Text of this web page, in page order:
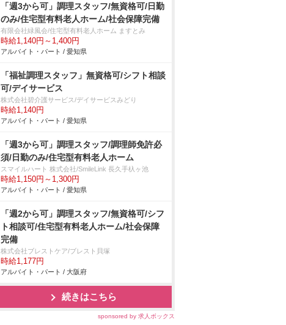
「週3から可」調理スタッフ/無資格可/日勤
のみ/住宅型有料老人ホーム/社会保障完備
有限会社緑風会/住宅型有料老人ホーム ますとみ
時給1,140円～1,400円
アルバイト・パート / 愛知県
「福祉調理スタッフ」無資格可/シフト相談
可/デイサービス
株式会社碧介護サービス/デイサービスみどり
時給1,140円
アルバイト・パート / 愛知県
「週3から可」調理スタッフ/調理師免許必
須/日勤のみ/住宅型有料老人ホーム
スマイルハート 株式会社/SmileLink 長久手杁ヶ池
時給1,150円～1,300円
アルバイト・パート / 愛知県
「週2から可」調理スタッフ/無資格可/シフ
ト相談可/住宅型有料老人ホーム/社会保障
完備
株式会社ブレストケア/ブレスト貝塚
時給1,177円
アルバイト・パート / 大阪府
続きはこちら
sponsored by 求人ボックス